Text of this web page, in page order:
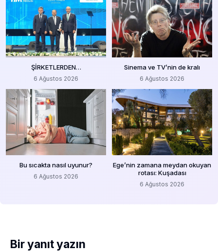
ŞİRKETLERDEN…
6 Ağustos 2026
Sinema ve TV’nin de kralı
6 Ağustos 2026
Bu sıcakta nasıl uyunur?
6 Ağustos 2026
Ege’nin zamana meydan okuyan
rotası: Kuşadası
6 Ağustos 2026
Bir yanıt yazın